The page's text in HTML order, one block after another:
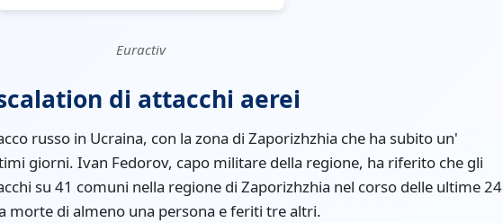
Euractiv
di attacchi aerei
russo in Ucraina, con la zona di Zaporizhzhia che ha subito un'
giorni. Ivan Fedorov, capo militare della regione, ha riferito che gli
su 41 comuni nella regione di Zaporizhzhia nel corso delle ultime 24
morte di almeno una persona e feriti tre altri.